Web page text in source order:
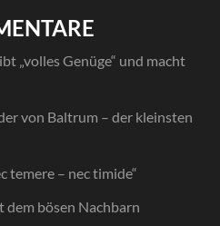
„volles Genüge“ und macht
von Baltrum – der kleinsten
temere – nec timide“
dem bösen Nachbarn